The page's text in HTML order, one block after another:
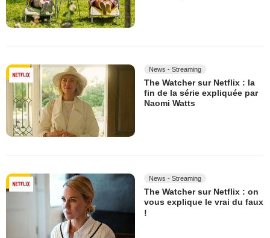
News - Streaming
The Watcher sur Netflix : la
fin de la série expliquée par
Naomi Watts
News - Streaming
The Watcher sur Netflix : on
vous explique le vrai du faux
!